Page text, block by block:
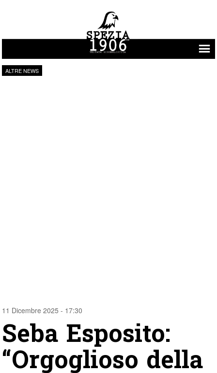
Vai al contenuto
ALTRE NEWS
11 Dicembre 2025 - 17:30
Seba Esposito:
“Orgoglioso della